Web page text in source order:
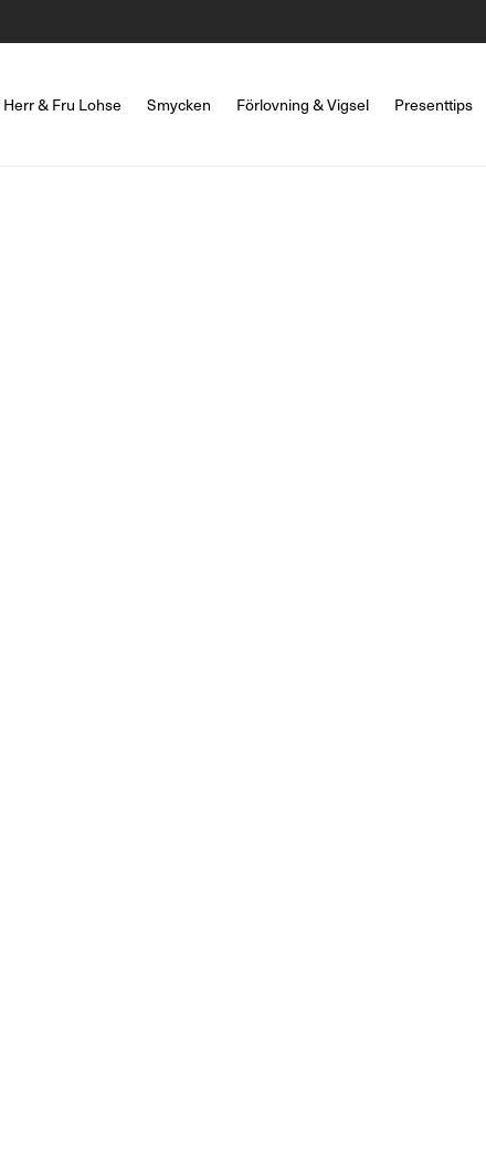
Herr & Fru Lohse Smycken Förlovning & Vigsel Presenttips